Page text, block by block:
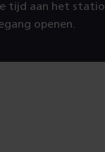
tijd aan het
openen.